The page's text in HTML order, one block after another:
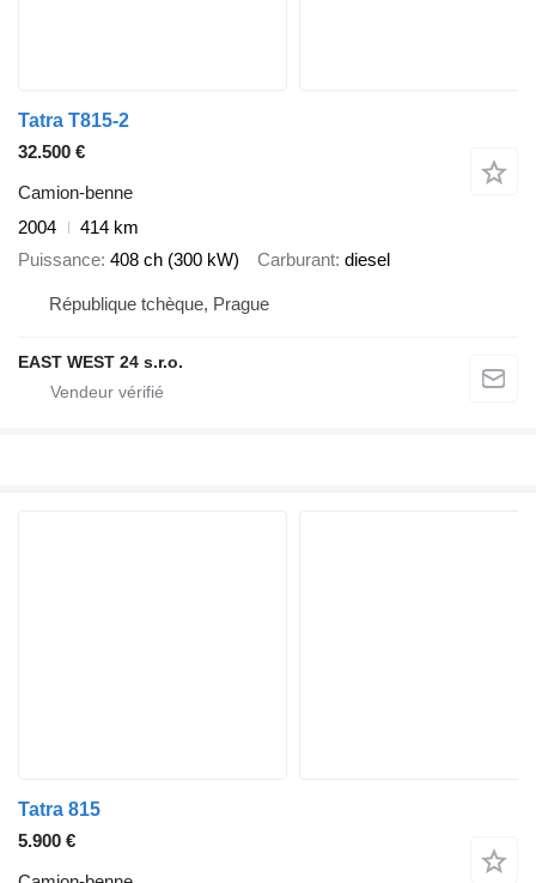
Tatra T815-2
32.500 €
Camion-benne
2004
414 km
Puissance 408 ch (300 kW) Carburant diesel
République tchèque, Prague
EAST WEST 24 s.r.o.
Tatra 815
5.900 €